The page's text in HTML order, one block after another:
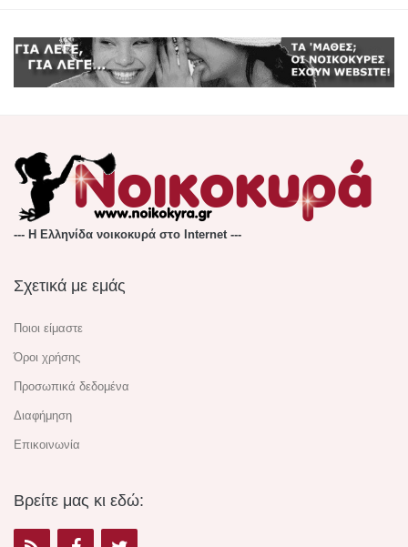
--- Η Ελληνίδα νοικοκυρά στο Internet ---
Σχετικά με εμάς
Ποιοι είμαστε
Όροι χρήσης
Προσωπικά δεδομένα
Διαφήμηση
Επικοινωνία
Βρείτε μας κι εδώ: